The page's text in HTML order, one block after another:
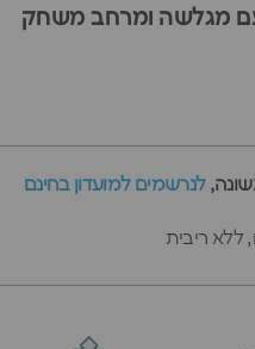
מגלשה ומרחב משחק
לנרשמים למועדון בחינם